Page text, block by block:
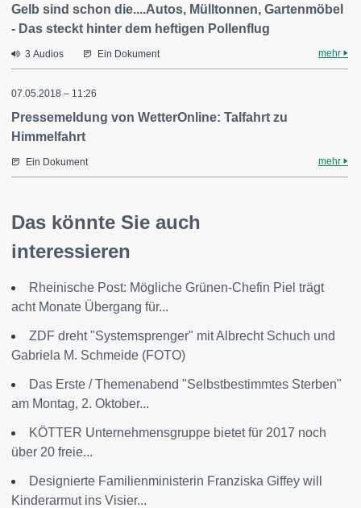
Gelb sind schon die....Autos, Mülltonnen, Gartenmöbel
- Das steckt hinter dem heftigen Pollenflug
3 Audios Ein Dokument mehr
07.05.2018 – 11:26
Pressemeldung von WetterOnline: Talfahrt zu
Himmelfahrt
Ein Dokument mehr
Das könnte Sie auch
interessieren
Rheinische Post: Mögliche Grünen-Chefin Piel trägt
acht Monate Übergang für...
ZDF dreht "Systemsprenger" mit Albrecht Schuch und
Gabriela M. Schmeide (FOTO)
Das Erste / Themenabend "Selbstbestimmtes Sterben"
am Montag, 2. Oktober...
KÖTTER Unternehmensgruppe bietet für 2017 noch
über 20 freie...
Designierte Familienministerin Franziska Giffey will
Kinderarmut ins Visier...